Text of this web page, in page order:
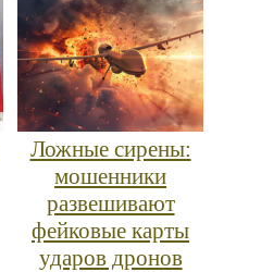
Ложные сирены:
мошенники
развешивают
фейковые карты
ударов дронов